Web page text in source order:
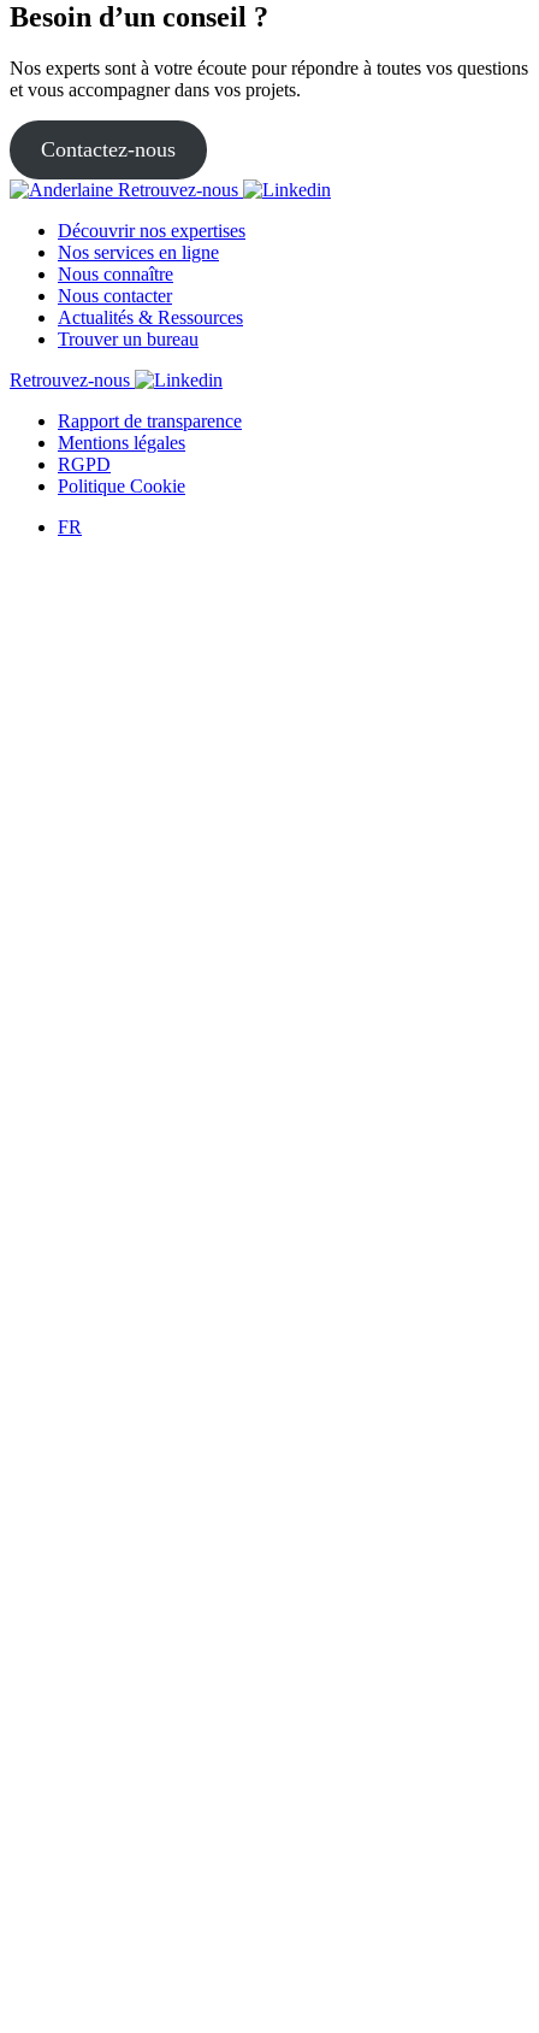
Besoin d’un conseil ?
Nos experts sont à votre écoute pour répondre à toutes vos questions
et vous accompagner dans vos projets.
Contactez-nous
Retrouvez-nous
Découvrir nos expertises
Nos services en ligne
Nous connaître
Nous contacter
Actualités & Ressources
Trouver un bureau
Retrouvez-nous
Rapport de transparence
Mentions légales
RGPD
Politique Cookie
FR